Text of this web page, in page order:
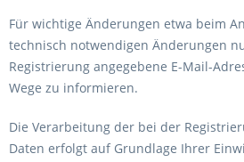
Für wichtige Änderungen etwa beim
technisch notwendigen Änderungen
Registrierung angegebene E-Mail-
Wege zu informieren.
Die Verarbeitung der bei der
Daten erfolgt auf Grundlage Ihrer